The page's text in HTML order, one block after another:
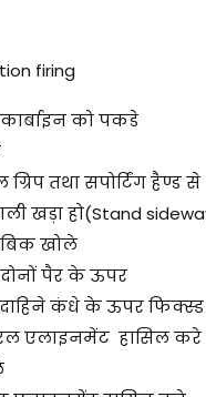
firing
को पकडे
तथा सपोर्टिंग हैण्ड
खड़ा हो(Stand
खोले
पैर के ऊपर
कंधे के ऊपर
एलाइनमेंट हासिल करे